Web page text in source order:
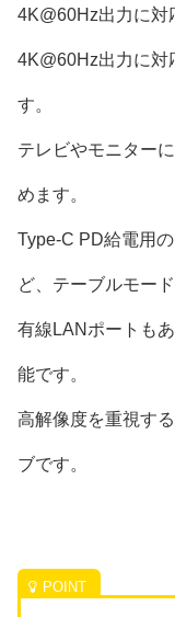
4K@60Hz出力に対
4K@60Hz出力に対
す。
テレビやモニター
めます。
Type-C PD給電用
ど、テーブルモー
有線LANポートも
能です。
高解像度を重視す
ブです。